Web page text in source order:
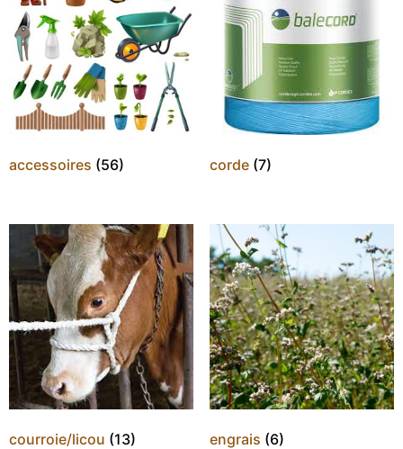
accessoires (56) corde (7)
courroie/licou (13) engrais (6)